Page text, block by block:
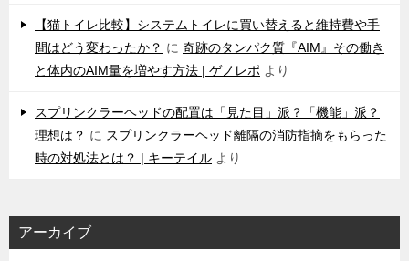
【猫トイレ比較】システムトイレに買い替えると維持費や手
間はどう変わったか？ に 奇跡のタンパク質『AIM』その働き
と体内のAIM量を増やす方法 | ゲノレポ より
スプリンクラーヘッドの配置は「見た目」派？「機能」派？
理想は？ に スプリンクラーヘッド離隔の消防指摘をもらった
時の対処法とは？ | キーテイル より
アーカイブ